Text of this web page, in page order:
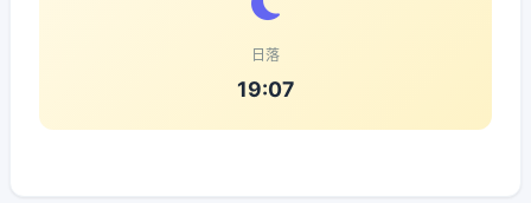
日落
19:07